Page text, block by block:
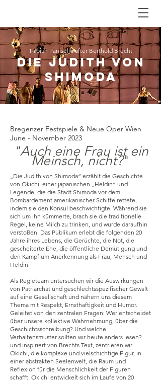
Fabián Panisello after Berthold Brecht
DIe JUDITH VON
SHIMODA
Bregenzer Festspiele & Neue Oper Wien
June - November 2023
"Auch eine Frau ist ein
Meinsch, nicht?"
„Die Judith von Shimoda“ erzählt die Geschichte
von Okichi, einer japanischen „Heldin“ und
Legende, die die Stadt Shimoda vor dem
Bombardement amerikanischer Schiffe rettete,
indem sie den Konsul beschwichtigte. Während sie
sich um ihn kümmerte, brach sie die traditionelle
Regel, keine Milch zu trinken, und wurde daraufhin
verstoßen. Das Publikum erlebt die folgenden 20
Jahre ihres Lebens, die Gerüchte, die Not, die
gescheiterte Ehe, die öffentliche Demütigung und
den Kampf um Anerkennung als Frau, Mensch und
Heldin.
Als Regieteam untersuchen wir die Auswirkungen
von Patriarchat und geschlechtsspezifischer Gewalt
auf eine Gesellschaft und nähern uns diesem
Thema mit Respekt, Ernsthaftigkeit und Humor.
Geleitet von den zentralen Fragen: Wer entscheidet
über unsere kollektive Wahrnehmung, über die
Geschichtsschreibung? Und welche
Verhaltensmuster sollten wir heute anders lesen?
und inspiriert von Brechts Text, zentrieren wir
Okichi, die komplexe und vielschichtige Figur, in
einer abstrakten Seelenwelt, die Raum und
Reflexion für die Menschlichkeit der Figuren
schafft. Okichi entwickelt sich im Laufe von 20